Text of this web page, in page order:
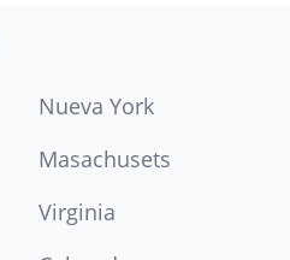
Nueva York
Masachusets
Virginia